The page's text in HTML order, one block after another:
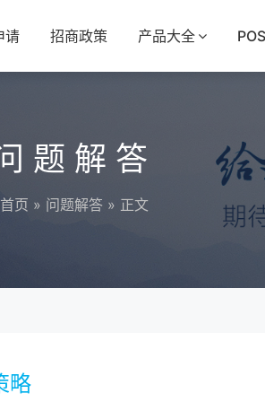
请 招商政策 产品大全
题解答
首页 » 问题解答 » 正文
略